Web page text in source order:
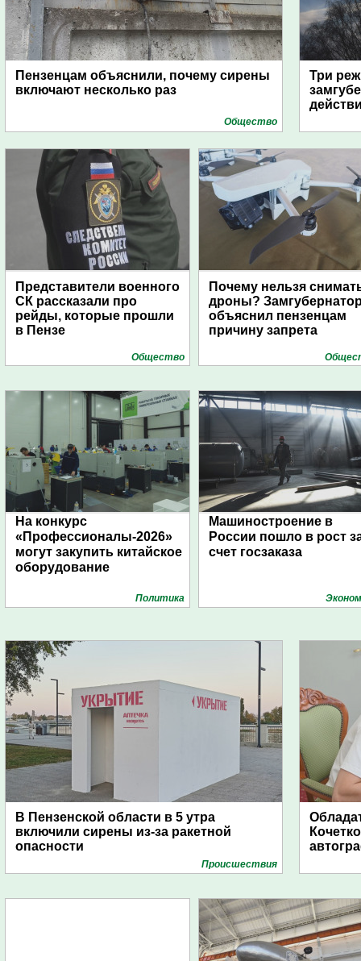
Пензенцам объяснили, почему сирены
включают несколько раз
Общество
Три
Представители военного
СК рассказали про
рейды, которые прошли
в Пензе
Общество
Почему нельзя
дроны?
объяснил пензенцам
причину запрета
На конкурс
«Профессионалы-2026»
могут закупить китайское
оборудование
Политика
Машиностроение в
России пошло в рост
счет госзаказа
В Пензенской области в 5 утра
включили сирены из-за ракетной
опасности
Проиcшествия